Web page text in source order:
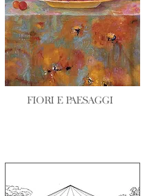
FIORI E PAESAGGI